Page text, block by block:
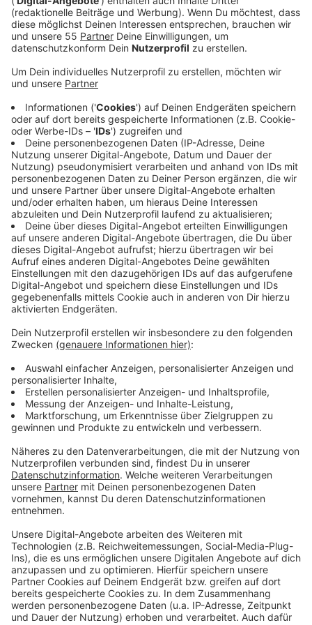
Die Richter des Krefelder Landgerichts haben ihn
wegen Totschlags im minderschweren Fall schuldig
gesprochen. Die Strafe fällt verhältnismäßig niedrig
aus, heißt es - denn der Mann sei über Jahre hinweg
von seiner Ehefrau gedemütigt, beschimpft und
geschlagen worden. Am Tag der Tat habe es eine
besonders schwere Auseinandersetzung gegeben.
Dabei sei der Mann auf seine Frau gefallen. Das sei
auch der Auslöser für die Tat gewesen, so das
Landgericht. Der Nettetaler gilt demnach außerdem
als vermindert schuldfähig, da bei ihm ein Hirntumor
festgestellt wurde, der die Impulskontrolle
beeinträchtigen könnte.
Der Mann selbst konnte sich nicht daran erinnern, was
passiert ist - er habe lediglich seine Frau tot auf dem
Tage liegen lassen, hat Leichensäcke im Internet
die Ehe ein Martyrium gewesen sein, heißt es. Laut der
Staatsanwaltschaft war das Ganze erst aufgefallen,
als der Nettetaler im November ins Krankenhaus
musste und die Krankenhausmitarbeiter sich Sorgen
Todeszeitpunkt lag da demnach schon ein paar
Wochen zurück.
Anzeige
Anzeige